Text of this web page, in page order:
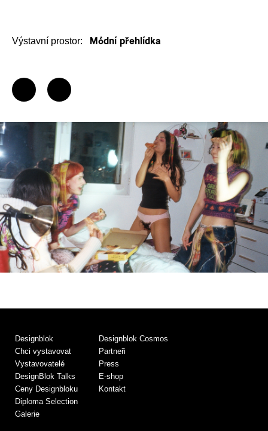
Výstavní prostor: Módní přehlídka
Designblok
Chci vystavovat
Vystavovatelé
DesignBlok Talks
Ceny Designbloku
Diploma Selection
Galerie
Designblok Cosmos
Partneři
Press
E-shop
Kontakt